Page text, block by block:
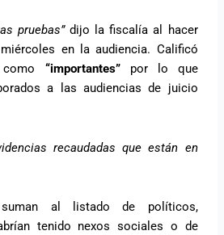
pruebas” dijo la fiscalía al hacer
en la audiencia. Calificó
“importantes” por lo que
a las audiencias de juicio
recaudadas que están en
al listado de políticos,
tenido nexos sociales o de